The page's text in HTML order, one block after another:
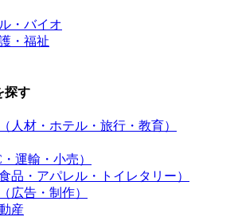
・バイオ
・福祉
探す
人材・ホテル・旅行・教育）
運輸・小売）
品・アパレル・トイレタリー）
広告・制作）
産